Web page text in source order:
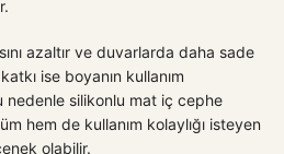
azaltır ve duvarlarda daha sade
ise boyanın kullanım
nedenle silikonlu mat iç cephe
hem de kullanım kolaylığı isteyen
olabilir.